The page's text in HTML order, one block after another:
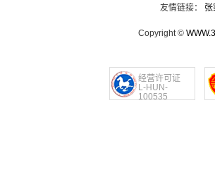
友情链接： 张
Copyright ©
经营许可证
L-HUN-
100535